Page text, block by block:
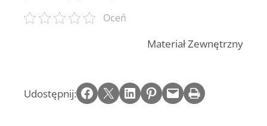
Oceń
Materiał Zewnętrzny
Udostępnij: Share on Facebook Email this Page Share on LinkedIn Share on Pinterest Email this Page Print this Page